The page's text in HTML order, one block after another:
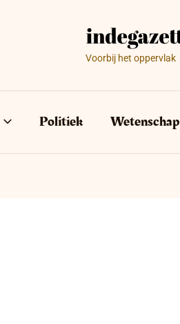
Voorbij het oppervlak
Politiek Wetenschap